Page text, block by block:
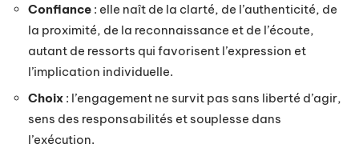
Confiance : elle naît de la clarté, de l’authenticité, de
la proximité, de la reconnaissance et de l’écoute,
autant de ressorts qui favorisent l’expression et
l’implication individuelle.
Choix : l’engagement ne survit pas sans liberté d’agir,
sens des responsabilités et souplesse dans
l’exécution.